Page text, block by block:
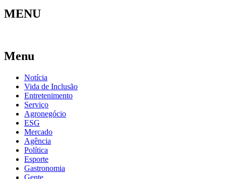
MENU
Menu
Notícia
Vida de Inclusão
Entretenimento
Serviço
Agronegócio
ESG
Mercado
Agência
Política
Esporte
Gastronomia